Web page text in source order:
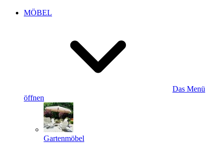
MÖBEL
Das Menü
öffnen
Gartenmöbel